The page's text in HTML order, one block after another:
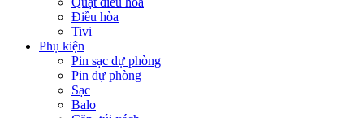
Điều hòa
Tivi
Phụ kiện
Pin sạc dự phòng
Pin dự phòng
Sạc
Balo